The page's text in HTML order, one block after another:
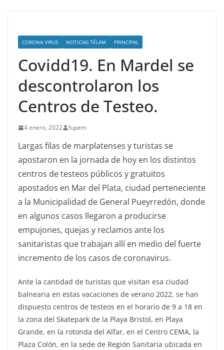
CORONA VIRUS NOTICIAS TÉLAM PRINCIPAL
Covidd19. En Mardel se
descontrolaron los
Centros de Testeo.
4 enero, 2022 fupem
Largas filas de marplatenses y turistas se
apostaron en la jornada de hoy en los distintos
centros de testeos públicos y gratuitos
apostados en Mar del Plata, ciudad perteneciente
a la Municipalidad de General Pueyrredón, donde
en algunos casos llegaron a producirse
empujones, quejas y reclamos ante los
sanitaristas que trabajan allí en medio del fuerte
incremento de los casos de coronavirus.
Ante la cantidad de turistas que visitan esa ciudad
balnearia en estas vacaciones de verano 2022, se han
dispuesto centros de testeos en el horario de 9 a 18 en
la zona del Skatepark de la Playa Bristol, en Playa
Grande, en la rotonda del Alfar, en el Centro CEMA, la
Plaza Colón, en la sede de Región Sanitaria ubicada en